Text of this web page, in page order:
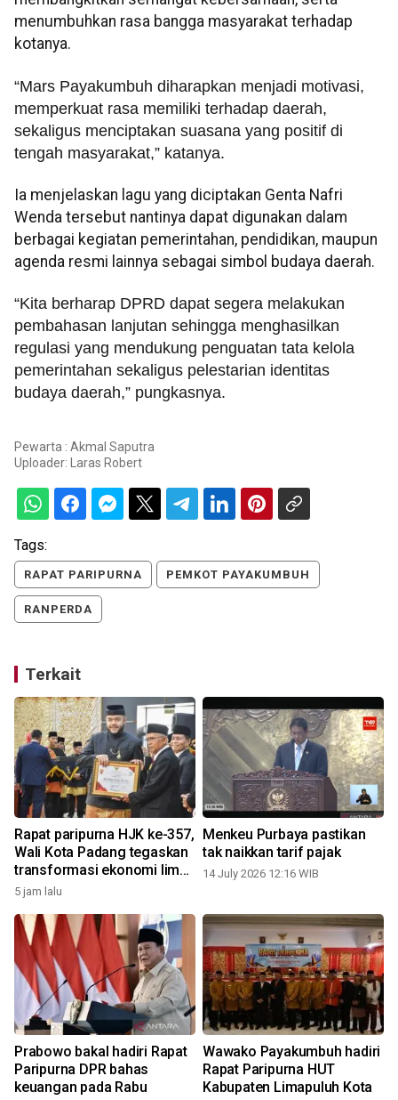
menumbuhkan rasa bangga masyarakat terhadap
kotanya.
“Mars Payakumbuh diharapkan menjadi motivasi,
memperkuat rasa memiliki terhadap daerah,
sekaligus menciptakan suasana yang positif di
tengah masyarakat,” katanya.
Ia menjelaskan lagu yang diciptakan Genta Nafri
Wenda tersebut nantinya dapat digunakan dalam
berbagai kegiatan pemerintahan, pendidikan, maupun
agenda resmi lainnya sebagai simbol budaya daerah.
“Kita berharap DPRD dapat segera melakukan
pembahasan lanjutan sehingga menghasilkan
regulasi yang mendukung penguatan tata kelola
pemerintahan sekaligus pelestarian identitas
budaya daerah,” pungkasnya.
Pewarta : Akmal Saputra
Uploader:
Laras Robert
Tags:
RAPAT PARIPURNA PEMKOT PAYAKUMBUH
RANPERDA
Terkait
Rapat paripurna HJK ke-357,
Wali Kota Padang tegaskan
transformasi ekonomi lima
tahun kedepan
5 jam lalu
Menkeu Purbaya pastikan
tak naikkan tarif pajak
14 July 2026 12:16 WIB
Prabowo bakal hadiri Rapat
Paripurna DPR bahas
keuangan pada Rabu
Wawako Payakumbuh hadiri
Rapat Paripurna HUT
Kabupaten Limapuluh Kota